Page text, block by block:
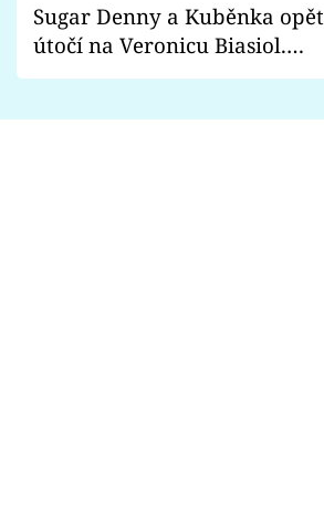
Sugar Denny a Kuběnka opět
útočí na Veronicu Biasiol.
Proč je podle nich falešná a